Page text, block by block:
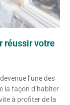
réussir votre
l’une des
la façon d’habiter
à profiter de la